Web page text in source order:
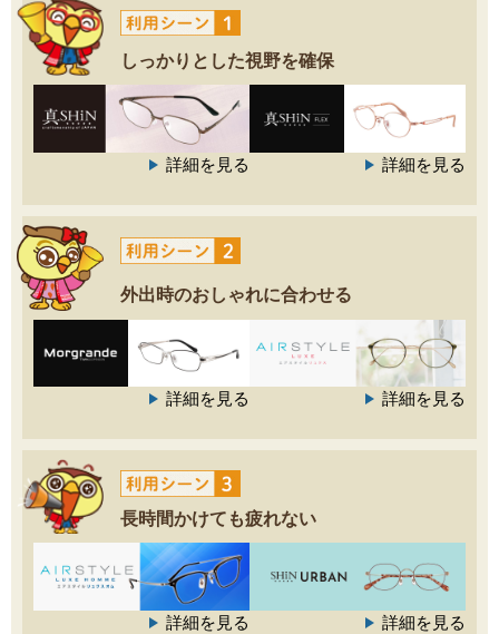
しっかりとした視野を確保
詳細を見る 詳細を見る
外出時のおしゃれに合わせる
詳細を見る 詳細を見る
長時間かけても疲れない
詳細を見る 詳細を見る